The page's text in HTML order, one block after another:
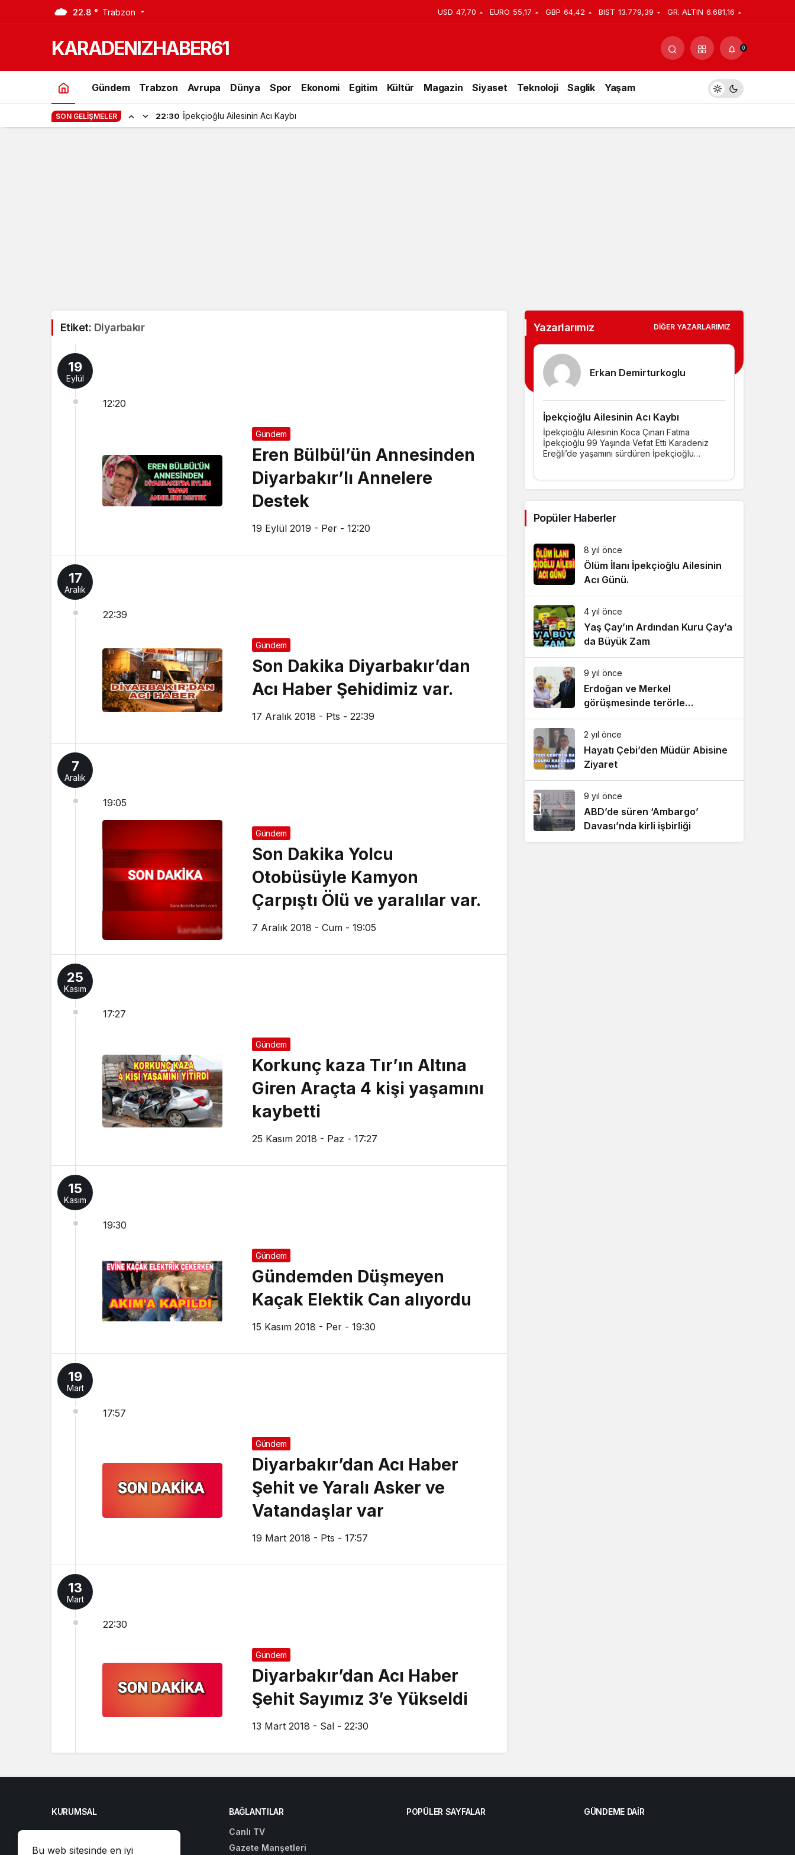
22.8 ° Trabzon USD 47,70 EURO 55,17 GBP 64,42 BIST 13.779,39 GR. ALTIN 6.681,16
KARADENIZHABER61 0
Gündem Trabzon Avrupa Dünya Spor Ekonomi Egitim Kültür Magazin Siyaset Teknoloji Saglik Yaşam
SON GELIŞMELER 22:30 İpekçioğlu Ailesinin Acı Kaybı
Etiket: Diyarbakır
19
Eylül
12:20
Gündem
Eren Bülbül’ün Annesinden
Diyarbakır’lı Annelere
Destek
19 Eylül 2019 - Per - 12:20
17
Aralık
22:39
Gündem
Son Dakika Diyarbakır’dan
Acı Haber Şehidimiz var.
17 Aralık 2018 - Pts - 22:39
7
Aralık
19:05
Gündem
Son Dakika Yolcu
Otobüsüyle Kamyon
Çarpıştı Ölü ve yaralılar var.
7 Aralık 2018 - Cum - 19:05
25
Kasım
17:27
Gündem
Korkunç kaza Tır’ın Altına
Giren Araçta 4 kişi yaşamını
kaybetti
25 Kasım 2018 - Paz - 17:27
15
Kasım
19:30
Gündem
Gündemden Düşmeyen
Kaçak Elektik Can alıyordu
15 Kasım 2018 - Per - 19:30
19
Mart
17:57
Gündem
Diyarbakır’dan Acı Haber
Şehit ve Yaralı Asker ve
Vatandaşlar var
19 Mart 2018 - Pts - 17:57
13
Mart
22:30
Gündem
Diyarbakır’dan Acı Haber
Şehit Sayımız 3’e Yükseldi
13 Mart 2018 - Sal - 22:30
Yazarlarımız DIĞER YAZARLARIMIZ
Erkan Demirturkoglu
İpekçioğlu Ailesinin Acı Kaybı
İpekçioğlu Ailesinin Koca Çınarı Fatma
İpekçioğlu 99 Yaşında Vefat Etti ​Karadeniz
Ereğli’de yaşamını sürdüren İpekçioğlu
Popüler Haberler
8 yıl önce
Ölüm İlanı İpekçioğlu Ailesinin
Acı Günü.
4 yıl önce
Yaş Çay’ın Ardından Kuru Çay’a
da Büyük Zam
9 yıl önce
Erdoğan ve Merkel
görüşmesinde terörle
mücadelede işbirliği vurgusu
2 yıl önce
Hayatı Çebi’den Müdür Abisine
Ziyaret
9 yıl önce
ABD’de süren ‘Ambargo’
Davası’nda kirli işbirliği
Bu web sitesinde en iyi
KURUMSAL
BAĞLANTILAR
Canlı TV
Gazete Manşetleri
POPÜLER SAYFALAR GÜNDEME DAIR